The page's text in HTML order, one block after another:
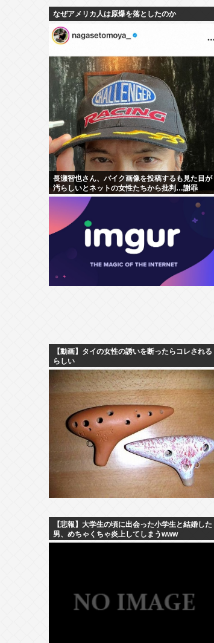
なぜアメリカ人は原爆を落としたのか
長瀬智也さん、バイク画像を投稿するも見た目が
汚らしいとネットの女性たちから批判…謝罪
【動画】タイの女性の誘いを断ったらコレされる
らしい
【悲報】大学生の頃に出会った小学生と結婚した
男、めちゃくちゃ炎上してしまうwww